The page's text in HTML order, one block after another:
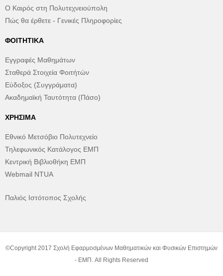
Ο Καιρός στη Πολυτεχνειούπολη
Πώς θα έρθετε - Γενικές Πληροφορίες
ΦΟΙΤΗΤΙΚΆ
Εγγραφές Μαθημάτων
Σταθερά Στοιχεία Φοιτήτών
Εύδοξος (Συγγράματα)
Ακαδημαϊκή Ταυτότητα (Πάσο)
ΧΡΉΣΙΜΑ
Εθνικό Μετσόβιο Πολυτεχνείο
Τηλεφωνικός Κατάλογος ΕΜΠ
Κεντρική Βιβλιοθήκη ΕΜΠ
Webmail NTUA
Παλιός Ιστότοπος Σχολής
©Copyright 2017 Σχολή Εφαρμοσμένων Μαθηματικών και Φυσικών Επιστημών
- ΕΜΠ. All Rights Reserved